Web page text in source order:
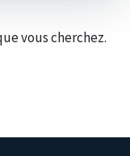
vous cherchez.